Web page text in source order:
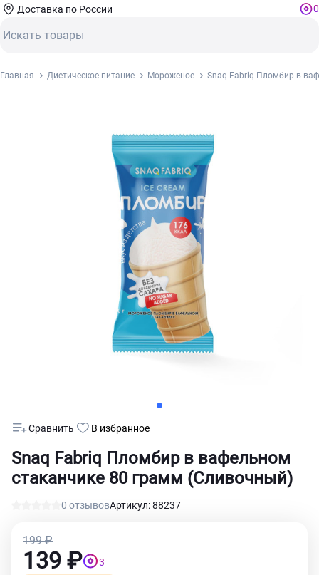
Доставка по России 0
Главная Диетическое питание Мороженое Snaq Fabriq Пломбир в
Snaq Fabriq Пломбир в вафельном
стаканчике 80 грамм (Сливочный)
0 отзывовАртикул: 88237
Сравнить В избранное
199 ₽
139 ₽ 3